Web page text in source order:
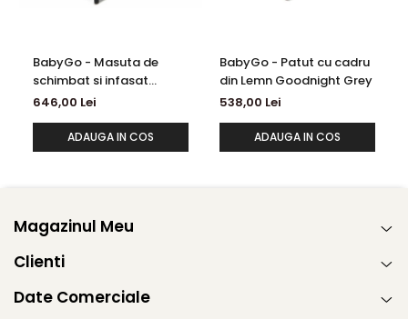
BabyGo - Masuta de
schimbat si infasat
Change Me, Black
646,00 Lei
ADAUGA IN COS
BabyGo - Patut cu cadru
din Lemn Goodnight Grey
538,00 Lei
ADAUGA IN COS
Magazinul Meu
Clienti
Date Comerciale